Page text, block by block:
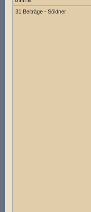
31 Beiträge - Söldner